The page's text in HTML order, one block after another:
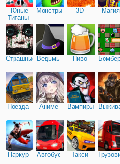
Юные
Титаны
Монстры 3D Магия
Страшные Ведьмы Пиво
Поезда Аниме Вампиры
Паркур Автобус Такси